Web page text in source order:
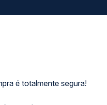
é totalmente segura!